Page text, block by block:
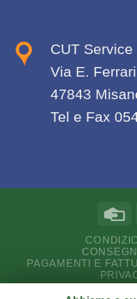
CUT
Via E.
47843
Tel e Fax
PAGAMENTI E